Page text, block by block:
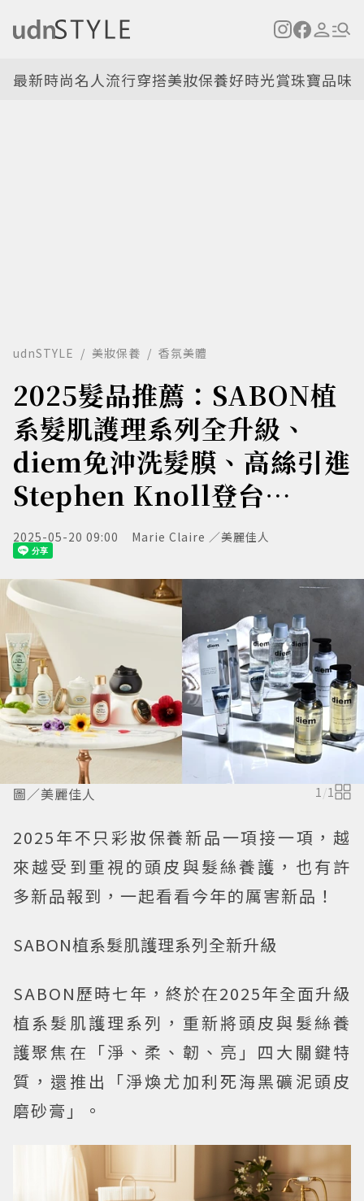
最新時尚名人流行穿搭美妝保養好時光賞珠寶品味
udnSTYLE 美妝保養 香氛美體
2025髮品推薦：SABON植
系髮肌護理系列全升級、
diem免沖洗髮膜、高絲引進
Stephen Knoll登台⋯
2025-05-20 09:00 Marie Claire ／美麗佳人
圖／美麗佳人 1 /1
2025年不只彩妝保養新品一項接一項，越
來越受到重視的頭皮與髮絲養護，也有許
多新品報到，一起看看今年的厲害新品！
SABON植系髮肌護理系列全新升級
SABON歷時七年，終於在2025年全面升級
植系髮肌護理系列，重新將頭皮與髮絲養
護聚焦在「淨、柔、韌、亮」四大關鍵特
質，還推出「淨煥尤加利死海黑礦泥頭皮
磨砂膏」。